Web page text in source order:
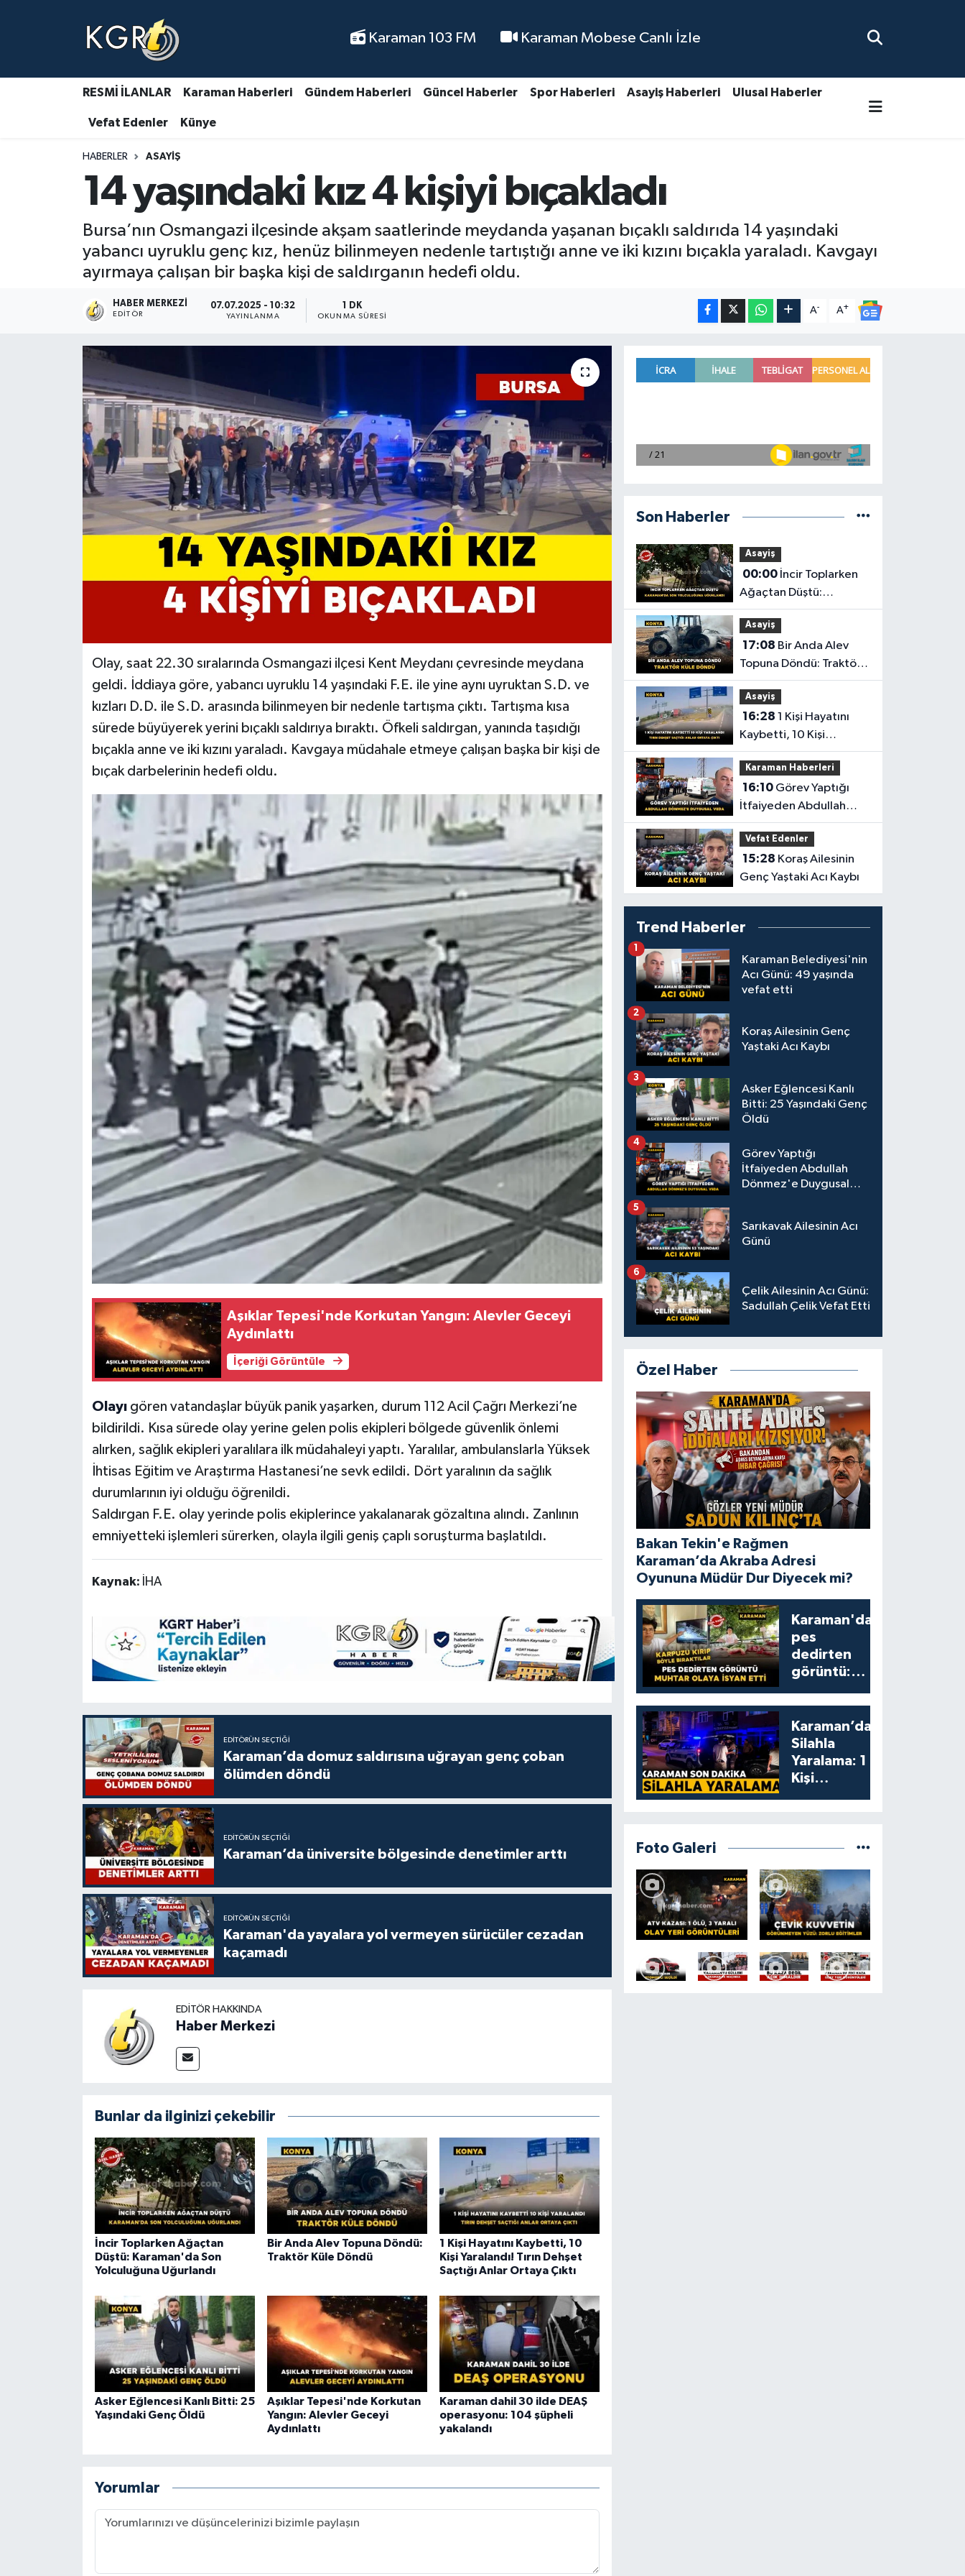
Karaman 103 FM Karaman Mobese Canlı İzle
RESMİ İLANLAR Karaman Haberleri Gündem Haberleri Güncel Haberler Spor Haberleri Asayiş Haberleri Ulusal Haberler
Vefat Edenler Künye
HABERLER ASAYIŞ
14 yaşındaki kız 4 kişiyi bıçakladı
Bursa’nın Osmangazi ilçesinde akşam saatlerinde meydanda yaşanan bıçaklı saldırıda 14 yaşındaki
yabancı uyruklu genç kız, henüz bilinmeyen nedenle tartıştığı anne ve iki kızını bıçakla yaraladı. Kavgayı
ayırmaya çalışan bir başka kişi de saldırganın hedefi oldu.
HABER MERKEZI
EDITÖR
07.07.2025 - 10:32
YAYINLANMA
1 DK
OKUNMA SÜRESI
A- A+
Olay, saat 22.30 sıralarında Osmangazi ilçesi Kent Meydanı çevresinde meydana
geldi. İddiaya göre, yabancı uyruklu 14 yaşındaki F.E. ile yine aynı uyruktan S.D. ve
kızları D.D. ile S.D. arasında bilinmeyen bir nedenle tartışma çıktı. Tartışma kısa
sürede büyüyerek yerini bıçaklı saldırıya bıraktı. Öfkeli saldırgan, yanında taşıdığı
bıçakla anne ve iki kızını yaraladı. Kavgaya müdahale etmeye çalışan başka bir kişi de
bıçak darbelerinin hedefi oldu.
Aşıklar Tepesi'nde Korkutan Yangın: Alevler Geceyi
Aydınlattı
İçeriği Görüntüle
Olayı gören vatandaşlar büyük panik yaşarken, durum 112 Acil Çağrı Merkezi’ne
bildirildi. Kısa sürede olay yerine gelen polis ekipleri bölgede güvenlik önlemi
alırken, sağlık ekipleri yaralılara ilk müdahaleyi yaptı. Yaralılar, ambulanslarla Yüksek
İhtisas Eğitim ve Araştırma Hastanesi’ne sevk edildi. Dört yaralının da sağlık
durumlarının iyi olduğu öğrenildi.
Saldırgan F.E. olay yerinde polis ekiplerince yakalanarak gözaltına alındı. Zanlının
emniyetteki işlemleri sürerken, olayla ilgili geniş çaplı soruşturma başlatıldı.
Kaynak: İHA
EDITÖRÜN SEÇTIĞI
Karaman’da domuz saldırısına uğrayan genç çoban
ölümden döndü
EDITÖRÜN SEÇTIĞI
Karaman’da üniversite bölgesinde denetimler arttı
EDITÖRÜN SEÇTIĞI
Karaman'da yayalara yol vermeyen sürücüler cezadan
kaçamadı
EDITÖR HAKKINDA
Haber Merkezi
Bunlar da ilginizi çekebilir
İncir Toplarken Ağaçtan
Düştü: Karaman'da Son
Yolculuğuna Uğurlandı
Bir Anda Alev Topuna Döndü:
Traktör Küle Döndü
1 Kişi Hayatını Kaybetti, 10
Kişi Yaralandı! Tırın Dehşet
Saçtığı Anlar Ortaya Çıktı
Asker Eğlencesi Kanlı Bitti: 25
Yaşındaki Genç Öldü
Aşıklar Tepesi'nde Korkutan
Yangın: Alevler Geceyi
Aydınlattı
Karaman dahil 30 ilde DEAŞ
operasyonu: 104 şüpheli
yakalandı
Yorumlar
Son Haberler
Asayiş
00:00İncir Toplarken
Ağaçtan Düştü:
Karaman'da Son
Yolculuğuna Uğurlandı
Asayiş
17:08
Topuna Döndü: Traktör
Küle Döndü
Asayiş
16:28
Kaybetti, 10 Kişi
Yaralandı! Tırın Dehşet
Saçtığı Anlar Ortaya
Çıktı
Karaman Haberleri
16:10Görev Yaptığı
İtfaiyeden Abdullah
Dönmez'e Duygusal
Veda
Vefat Edenler
15:28
Genç Yaştaki Acı Kaybı
Trend Haberler
Karaman Belediyesi'nin
Acı Günü: 49 yaşında
vefat etti
1
Koraş Ailesinin Genç
Yaştaki Acı Kaybı
2
Asker Eğlencesi Kanlı
Bitti: 25 Yaşındaki Genç
Öldü
3
Görev Yaptığı
İtfaiyeden Abdullah
Dönmez'e Duygusal
4
Sarıkavak Ailesinin Acı
Günü
5
Çelik Ailesinin Acı Günü:
Sadullah Çelik Vefat Etti
6
Özel Haber
Bakan Tekin'e Rağmen
Karaman’da Akraba Adresi
Oyununa Müdür Dur Diyecek mi?
Karaman'da
pes
dedirten
görüntü:
yumruklayıp
yediler,
artıklarını
kamelyada
bıraktılar
Karaman’da
Silahla
Yaralama: 1
Kişi
Foto Galeri
Karaman Haberleri
Gündem Haberleri
Güncel Haberler
Asayiş Haberleri
Ulusal Haberler
Vefat Edenler